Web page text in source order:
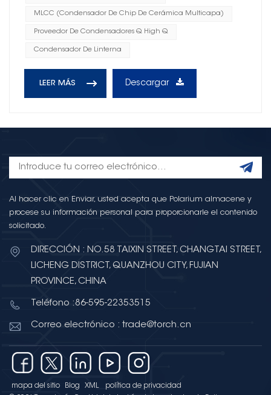
MLCC (condensador De Chip De Cerámica Multicapa)
Proveedor De Condensadores Q High Q
Condensador De Linterna
LEER MÁS Descargar
Al hacer clic en Enviar, usted acepta que Polarium almacene y
procese su información personal para proporcionarle el contenido
solicitado.
DIRECCIÓN : NO.58 TAIXIN STREET, CHANGTAI STREET,
LICHENG DISTRICT, QUANZHOU CITY, FUJIAN
PROVINCE, CHINA
Teléfono :86-595-22353515
Correo electrónico : trade@torch.cn
mapa del sitio Blog XML
política de privacidad